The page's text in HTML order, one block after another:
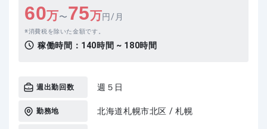
60万〜75万円/月
消費税を除いた金額です。
稼働時間： 140時間 ~ 180時間
週出勤回数 週５日
勤務地 北海道札幌市北区 / 札幌